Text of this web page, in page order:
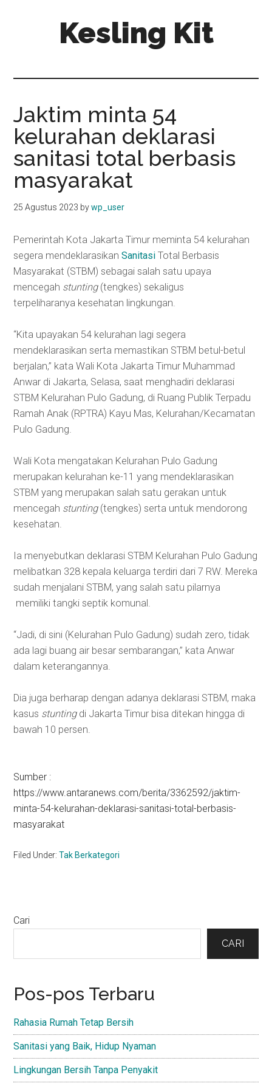
Kesling Kit
Jaktim minta 54
kelurahan deklarasi
sanitasi total berbasis
masyarakat
25 Agustus 2023 bywp_user
Pemerintah Kota Jakarta Timur meminta 54 kelurahan
segera mendeklarasikanSanitasiTotal Berbasis
Masyarakat (STBM) sebagai salah satu upaya
mencegah stunting(tengkes) sekaligus
terpeliharanya kesehatan lingkungan.
“Kita upayakan 54 kelurahan lagi segera
mendeklarasikan serta memastikan STBM betul-betul
berjalan,” kata Wali Kota Jakarta Timur Muhammad
Anwar di Jakarta, Selasa, saat menghadiri deklarasi
STBM Kelurahan Pulo Gadung, di Ruang Publik Terpadu
Ramah Anak (RPTRA) Kayu Mas, Kelurahan/Kecamatan
Pulo Gadung.
Wali Kota mengatakan Kelurahan Pulo Gadung
merupakan kelurahan ke-11 yang mendeklarasikan
STBM yang merupakan salah satu gerakan untuk
mencegah stunting(tengkes) serta untuk mendorong
kesehatan.
Ia menyebutkan deklarasi STBM Kelurahan Pulo Gadung
melibatkan 328 kepala keluarga terdiri dari 7 RW. Mereka
sudah menjalani STBM, yang salah satu pilarnya
memiliki tangki septik komunal.
“Jadi, di sini (Kelurahan Pulo Gadung) sudah zero, tidak
ada lagi buang air besar sembarangan,” kata Anwar
dalam keterangannya.
Dia juga berharap dengan adanya deklarasi STBM, maka
kasus stuntingdi Jakarta Timur bisa ditekan hingga di
bawah 10 persen.
Sumber :
https://www.antaranews.com/berita/3362592/jaktim-
minta-54-kelurahan-deklarasi-sanitasi-total-berbasis-
masyarakat
Filed Under:Tak Berkategori
Primary
Cari
CARI
Pos-pos Terbaru
Rahasia Rumah Tetap Bersih
Sanitasi yang Baik, Hidup Nyaman
Lingkungan Bersih Tanpa Penyakit